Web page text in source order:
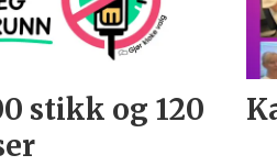
stikk og 120